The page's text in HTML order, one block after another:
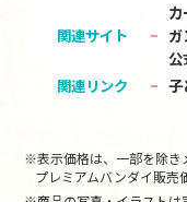
関連サイト
公
関連リンク
子
※表示価格は、一部を除き
プレミアムバンダイ販売